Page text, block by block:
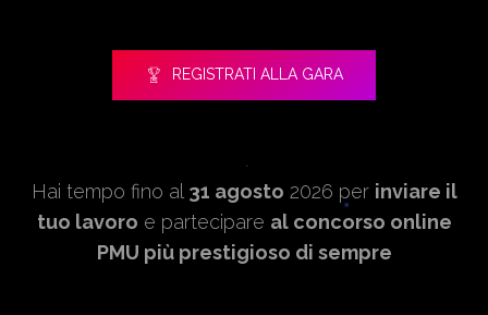
REGISTRATI ALLA GARA
Hai tempo fino al 31 agosto 2026 per inviare il
tuo lavoro e partecipare al concorso online
PMU più prestigioso di sempre